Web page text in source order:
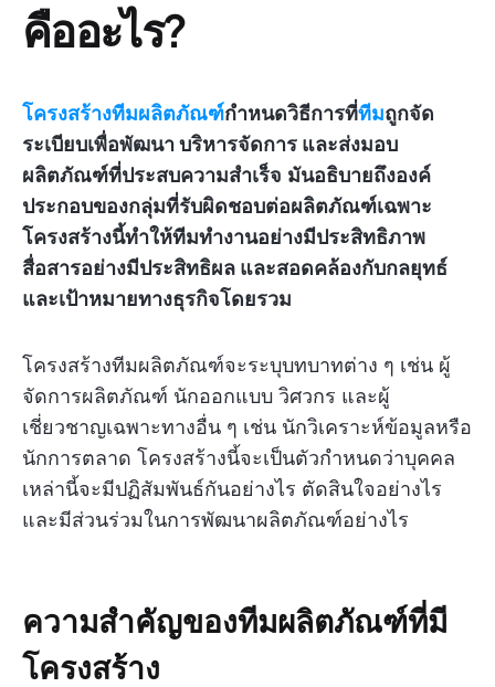
คืออะไร?
โครงสร้างทีมผลิตภัณฑ์กำหนดวิธีการที่ทีมถูกจัด
ระเบียบเพื่อพัฒนา บริหารจัดการ และส่งมอบ
ผลิตภัณฑ์ที่ประสบความสำเร็จ มันอธิบายถึงองค์
ประกอบของกลุ่มที่รับผิดชอบต่อผลิตภัณฑ์เฉพาะ
โครงสร้างนี้ทำให้ทีมทำงานอย่างมีประสิทธิภาพ
สื่อสารอย่างมีประสิทธิผล และสอดคล้องกับกลยุทธ์
และเป้าหมายทางธุรกิจโดยรวม
โครงสร้างทีมผลิตภัณฑ์จะระบุบทบาทต่าง ๆ เช่น ผู้
จัดการผลิตภัณฑ์ นักออกแบบ วิศวกร และผู้
เชี่ยวชาญเฉพาะทางอื่น ๆ เช่น นักวิเคราะห์ข้อมูลหรือ
นักการตลาด โครงสร้างนี้จะเป็นตัวกำหนดว่าบุคคล
เหล่านี้จะมีปฏิสัมพันธ์กันอย่างไร ตัดสินใจอย่างไร
และมีส่วนร่วมในการพัฒนาผลิตภัณฑ์อย่างไร
ความสำคัญของทีมผลิตภัณฑ์ที่มี
โครงสร้าง